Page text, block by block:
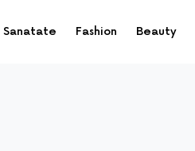
Sanatate Fashion Beauty